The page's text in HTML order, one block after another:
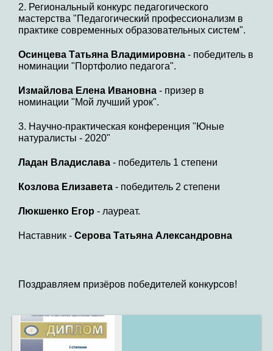
2. Региональный конкурс педагогического
мастерства "Педагогический профессионализм в
практике современных образовательных систем".
Осинцева Татьяна Владимировна - победитель в
номинации "Портфолио педагога".
Измайлова Елена Ивановна - призер в
номинации "Мой лучший урок".
3. Научно-практическая конференция "Юные
натуралисты - 2020"
Ладан Владислава - победитель 1 степени
Козлова Елизавета - победитель 2 степени
Люкшенко Егор - лауреат.
Наставник - Серова Татьяна Александровна
Поздравляем призёров победителей конкурсов!